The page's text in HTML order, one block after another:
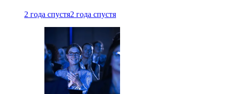
2 года спустя2 года спустя